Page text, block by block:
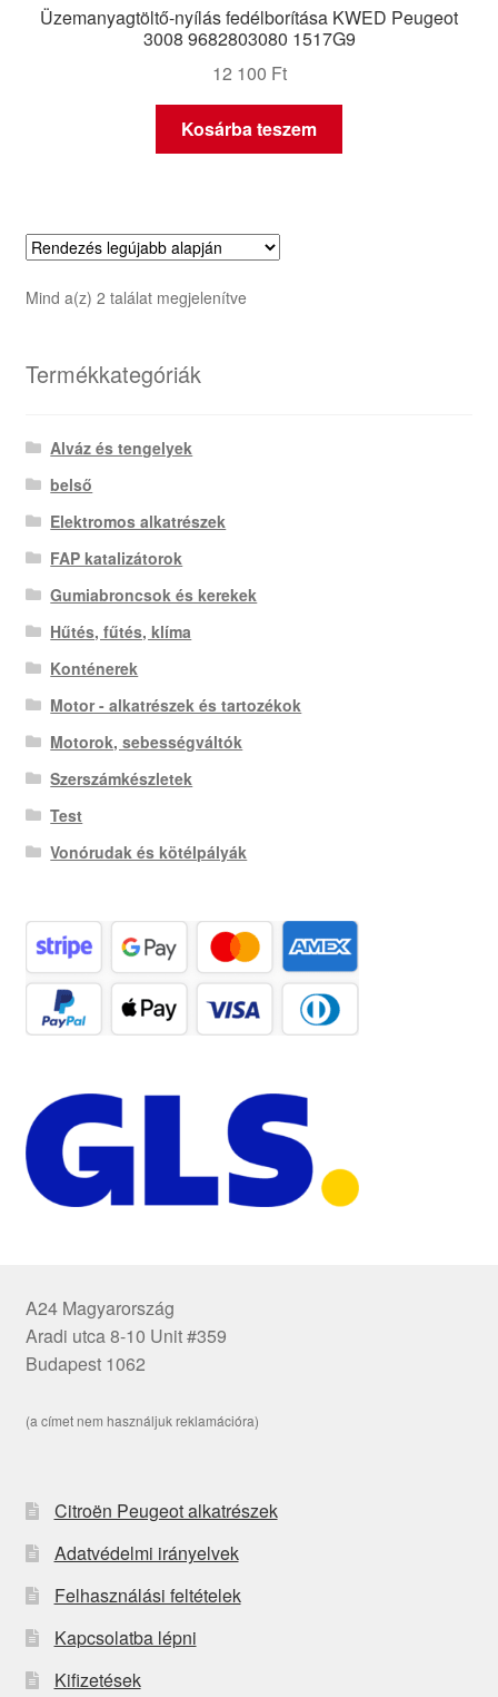
Üzemanyagtöltő-nyílás fedélborítása KWED Peugeot
3008 9682803080 1517G9
12 100 Ft
Kosárba teszem
Mind a(z) 2 találat megjelenítveSorted
Termékkategóriák
Alváz és tengelyek
belső
Elektromos alkatrészek
FAP katalizátorok
Gumiabroncsok és kerekek
Hűtés, fűtés, klíma
Konténerek
Motor - alkatrészek és tartozékok
Motorok, sebességváltók
Szerszámkészletek
Test
Vonórudak és kötélpályák
A24 Magyarország
Aradi utca 8-10 Unit #359
Budapest 1062
(a címet nem használjuk reklamációra)
Citroën Peugeot alkatrészek
Adatvédelmi irányelvek
Felhasználási feltételek
Kapcsolatba lépni
Kifizetések